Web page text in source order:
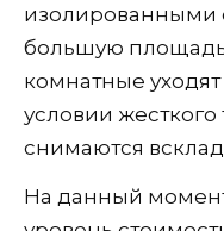
изолированными
большую
комнатные
условии жесткого
снимаются
На данный